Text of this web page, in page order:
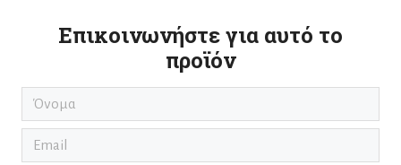
Επικοινωνήστε για αυτό το
προϊόν